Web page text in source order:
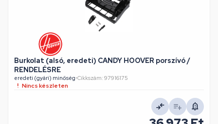
Burkolat (alsó, eredeti) CANDY HOOVER porszívó /
RENDELÉSRE
eredeti (gyári) minőség•Cikkszám: 97916175
Nincs készleten